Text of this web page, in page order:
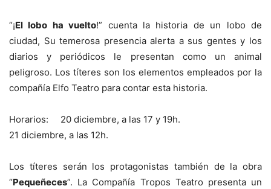
“¡El lobo ha vuelto!” cuenta la historia de un lobo de
ciudad, Su temerosa presencia alerta a sus gentes y los
diarios y periódicos le presentan como un animal
peligroso. Los títeres son los elementos empleados por la
compañía Elfo Teatro para contar esta historia.
Horarios: 20 diciembre, a las 17 y 19h.
21 diciembre, a las 12h.
Los títeres serán los protagonistas también de la obra
“Pequeñeces”. La Compañía Tropos Teatro presenta un